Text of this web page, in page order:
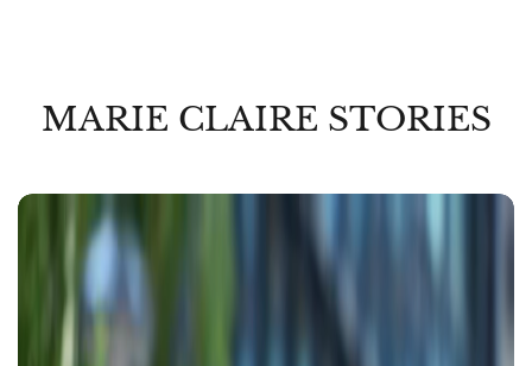
MARIE CLAIRE STORIES